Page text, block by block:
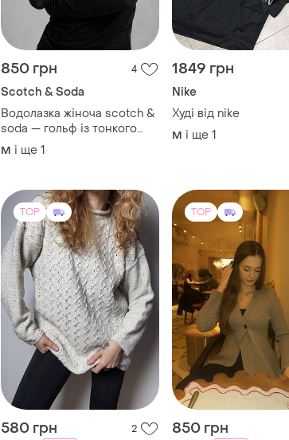
850 грн 4
Scotch & Soda
Водолазка жіноча scotch &
soda — гольф із тонкого
трикотажного ліоцелу l
M і ще 1
1849 грн
Nike
Худі від nike
M і ще 1
TOP
580 грн 2
TOP
850 грн